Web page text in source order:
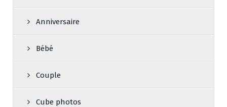
Anniversaire
Bébé
Couple
Cube photos